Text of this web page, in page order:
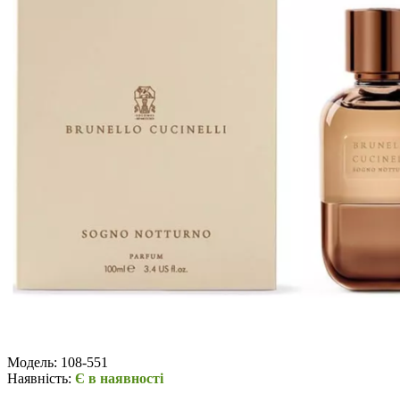
Модель: 108-551
Наявність: Є в наявності